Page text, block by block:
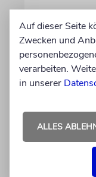
Wir suchen
Volontär (m/
Auf dieser Seite
Zwecken und
verarbeiten.
in unserer
ALLES